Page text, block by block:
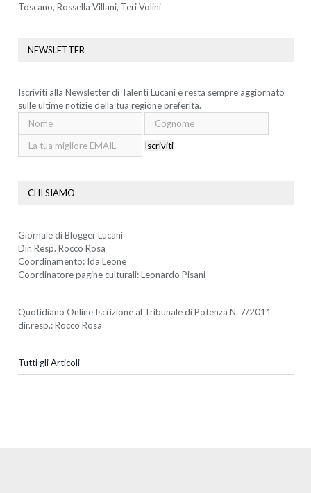
Toscano, Rossella Villani, Teri Volini
NEWSLETTER
Iscriviti alla Newsletter di Talenti Lucani e resta sempre aggiornato
sulle ultime notizie della tua regione preferita.
Iscriviti
CHI SIAMO
Giornale di Blogger Lucani
Dir. Resp. Rocco Rosa
Coordinamento: Ida Leone
Coordinatore pagine culturali: Leonardo Pisani
Quotidiano Online Iscrizione al Tribunale di Potenza N. 7/2011
dir.resp.: Rocco Rosa
Tutti gli Articoli